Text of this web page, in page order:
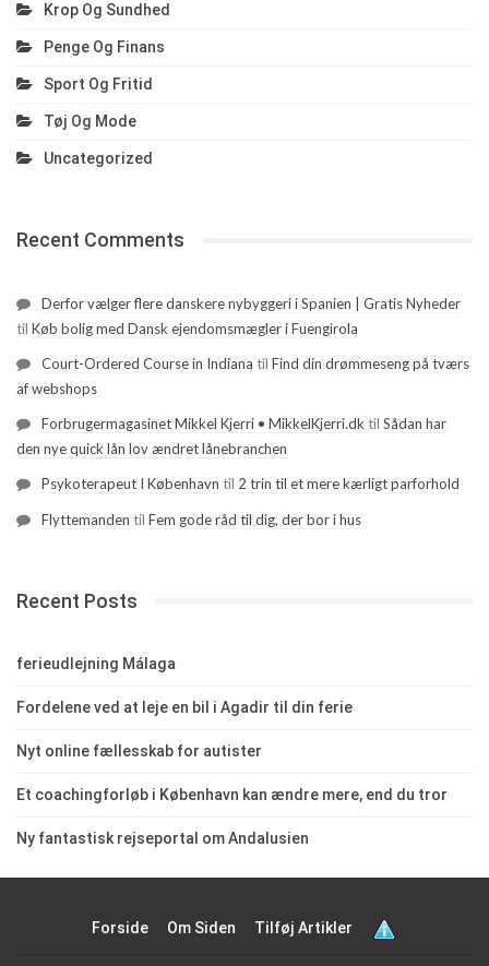
Krop Og Sundhed
Penge Og Finans
Sport Og Fritid
Tøj Og Mode
Uncategorized
Recent Comments
Derfor vælger flere danskere nybyggeri i Spanien | Gratis Nyheder
til Køb bolig med Dansk ejendomsmægler i Fuengirola
Court-Ordered Course in Indiana til Find din drømmeseng på tværs
af webshops
Forbrugermagasinet Mikkel Kjerri • MikkelKjerri.dk til Sådan har
den nye quick lån lov ændret lånebranchen
Psykoterapeut I København til 2 trin til et mere kærligt parforhold
Flyttemanden til Fem gode råd til dig, der bor i hus
Recent Posts
ferieudlejning Málaga
Fordelene ved at leje en bil i Agadir til din ferie
Nyt online fællesskab for autister
Et coachingforløb i København kan ændre mere, end du tror
Ny fantastisk rejseportal om Andalusien
Forside Om Siden Tilføj Artikler